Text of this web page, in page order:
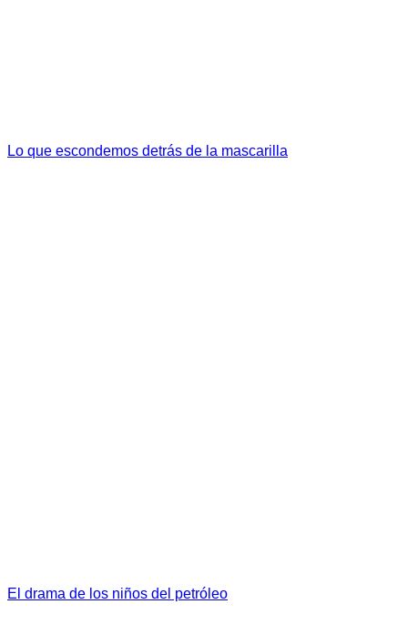
Lo que escondemos detrás de la mascarilla
El drama de los niños del petróleo